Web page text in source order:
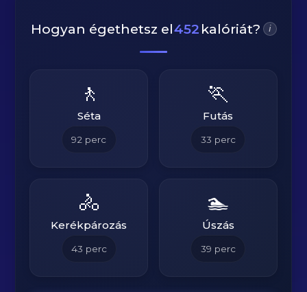
Hogyan égethetsz el452 kalóriát? i
🚶
Séta
92 perc
🏃
Futás
33 perc
🚴
Kerékpározás
43 perc
🏊
Úszás
39 perc